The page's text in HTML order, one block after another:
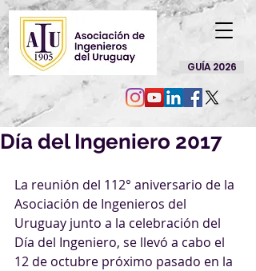
GUÍA 2026
Día del Ingeniero 2017
La reunión del 112° aniversario de la
Asociación de Ingenieros del
Uruguay junto a la celebración del
Día del Ingeniero, se llevó a cabo el
12 de octubre próximo pasado en la